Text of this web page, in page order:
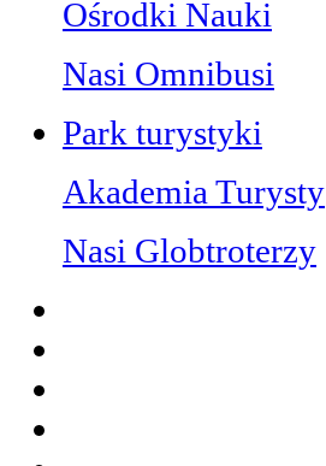
Ośrodki Nauki
Nasi Omnibusi
Park turystyki
Akademia Turysty
Nasi Globtroterzy